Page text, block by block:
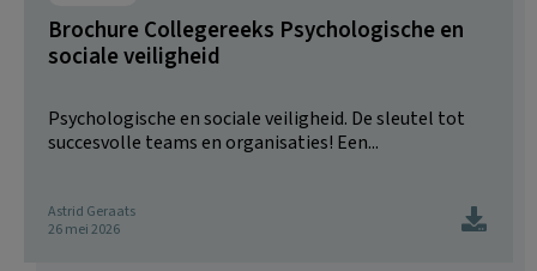
Brochure Collegereeks Psychologische en
sociale veiligheid
Psychologische en sociale veiligheid. De sleutel tot
succesvolle teams en organisaties! Een...
Astrid Geraats
26 mei 2026